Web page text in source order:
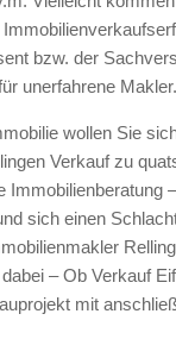
bzw. der
unerfahrene Makler.
wollen Sie
Verkauf zu
Immobilienberatung
sich einen
– Ob Verkauf
mit